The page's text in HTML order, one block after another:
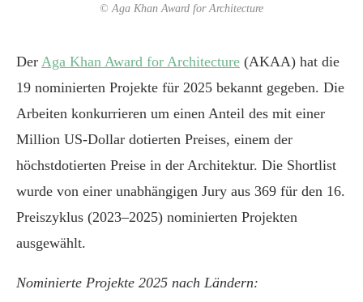
© Aga Khan Award for Architecture
Der Aga Khan Award for Architecture (AKAA) hat die
19 nominierten Projekte für 2025 bekannt gegeben. Die
Arbeiten konkurrieren um einen Anteil des mit einer
Million US-Dollar dotierten Preises, einem der
höchstdotierten Preise in der Architektur. Die Shortlist
wurde von einer unabhängigen Jury aus 369 für den 16.
Preiszyklus (2023–2025) nominierten Projekten
ausgewählt.
Nominierte Projekte 2025 nach Ländern: